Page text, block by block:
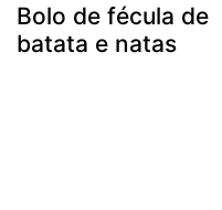
Bolo de fécula de
batata e natas